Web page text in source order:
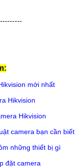
mới nhất
Hikvision
Hikvision
camera bạn cần biết
những thiết bị gì
đặt camera